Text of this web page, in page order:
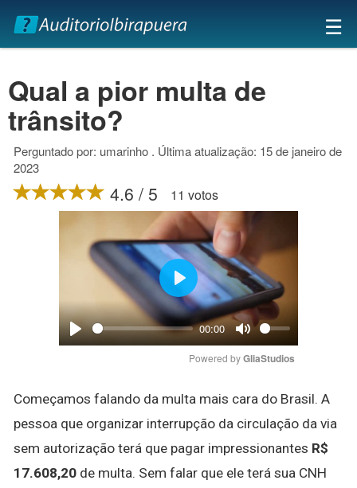
×
☰
Qual a pior multa de
trânsito?
Perguntado por: umarinho . Última atualização: 15 de janeiro de
2023
4.6 / 5 11 votos
Play
00:00
Mute
Play
Powered by GliaStudios
Começamos falando da multa mais cara do Brasil. A
pessoa que organizar interrupção da circulação da via
sem autorização terá que pagar impressionantes R$
17.608,20 de multa. Sem falar que ele terá sua CNH